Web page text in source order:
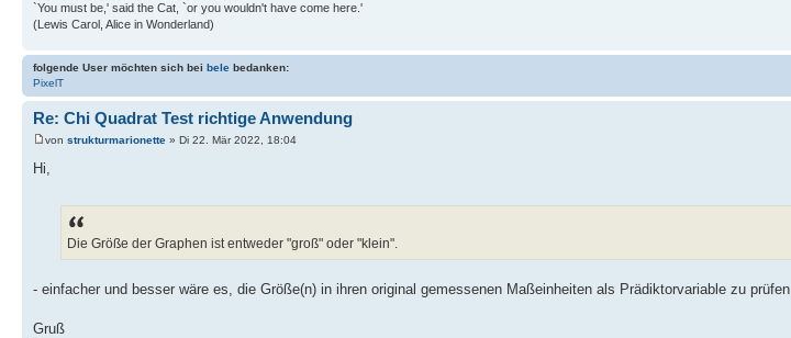
`You must be,' said the Cat, `or you wouldn't have come here.'
(Lewis Carol, Alice in Wonderland)
folgende User möchten sich bei bele bedanken:
PixelT
Re: Chi Quadrat Test richtige Anwendung
von strukturmarionette » Di 22. Mär 2022, 18:04
Hi,
Die Größe der Graphen ist entweder "groß" oder "klein".
- einfacher und besser wäre es, die Größe(n) in ihren original gemessenen Maßeinheiten als Prädiktorvariable zu prüfen
Gruß